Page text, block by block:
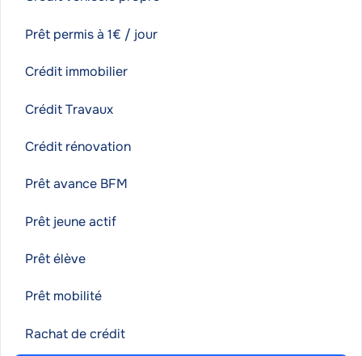
Prêt permis à 1€ / jour
Crédit immobilier
Crédit Travaux
Crédit rénovation
Prêt avance BFM
Prêt jeune actif
Prêt élève
Prêt mobilité
Rachat de crédit